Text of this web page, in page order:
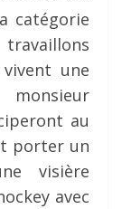
catégorie
une
au
porter un
visière
avec